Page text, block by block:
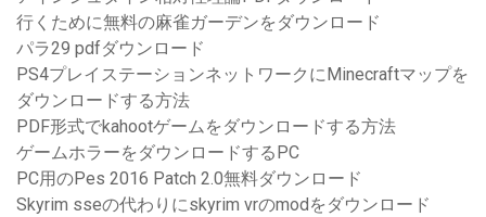
行くために無料の麻雀ガーデンをダウンロード
パラ29 pdfダウンロード
PS4プレイステーションネットワークにMinecraftマップを
ダウンロードする方法
PDF形式でkahootゲームをダウンロードする方法
ゲームホラーをダウンロードするPC
PC用のPes 2016 Patch 2.0無料ダウンロード
Skyrim sseの代わりにskyrim vrのmodをダウンロード